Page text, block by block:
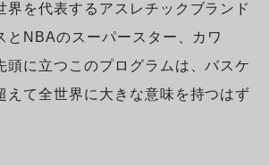
界を代表するアスレチックブランド
とNBAのスーパースター、カワ
頭に立つこのプログラムは、バスケ
えて全世界に大きな意味を持つはず